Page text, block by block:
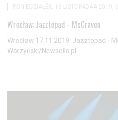
PONIEDZIAŁEK, 18 LISTOPADAA 2019,
Wrocław: Jazztopad - McCraven
Wrocław 17.11.2019: Jazztopad -
Warzyński/Newsello.pl